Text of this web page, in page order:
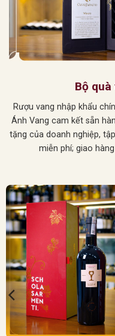
Bộ
Rượu vang nhập khẩu
Ánh Vang cam kết sẵn
tặng của doanh nghiệp,
miễn phí; giao